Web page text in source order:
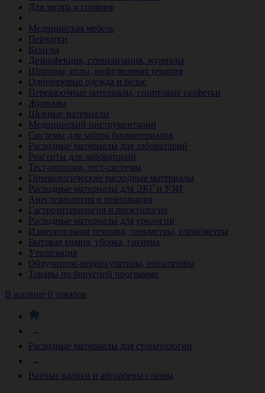
Для загара и солярия
Медицинская мебель
Перчатки
Бахилы
Дезинфекция, стерилизация, журналы
Шприцы, иглы, инфузионная терапия
Одноразовые одежда и белье
Перевязочные материалы, спиртовые салфетки
Журналы
Шовные материалы
Медицинский инструментарий
Системы для забора биоматериалов
Расходные материалы для лабораторий
Реагенты для лабораторий
Тест-полоски, тест-системы
Гинекологические расходные материалы
Расходные материалы для ЭКГ и УЗИ
Анестезиология и реанимация
Гастроэнтерология и проктология
Расходные материалы для урологии
Измерительная техника, тонометры, глюкометры
Бытовая химия, уборка, гигиена
Утилизация
Облучатели-рециркуляторы, ингаляторы
Товары по бонусной программе
В корзине 0 товаров
→
Расходные материалы для стоматологии
→
Ватные валики и абсорберы слюны